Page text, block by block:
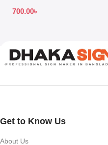
700.00৳
Get to Know Us
About Us